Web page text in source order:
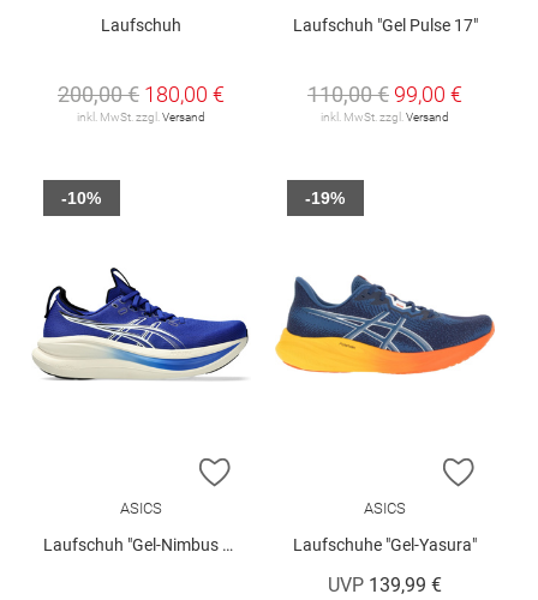
Laufschuh
200,00 € 180,00 €
inkl. MwSt. zzgl.Versand
Laufschuh "Gel Pulse 17"
110,00 € 99,00 €
inkl. MwSt. zzgl.Versand
ZUR WUNSCHLISTE HINZUFÜGEN
ASICS
Laufschuh "Gel-Nimbus 28"
-10%
ZUR
ASICS
Laufschuhe "Gel-Yasura"
UVP 139,99 €
-19%